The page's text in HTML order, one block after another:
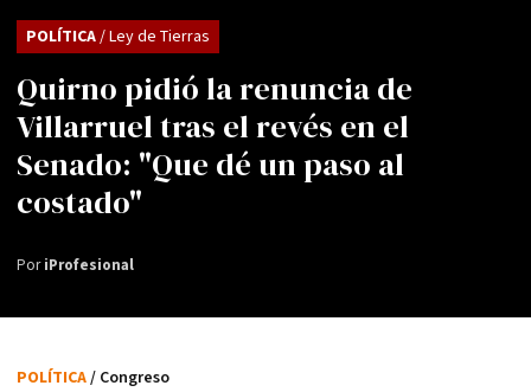
Quirno pidió la renuncia de
Villarruel tras el revés en el
Senado: "Que dé un paso al
costado"
POLÍTICA/ Ley de Tierras
PoriProfesional
POLÍTICA/ Congreso